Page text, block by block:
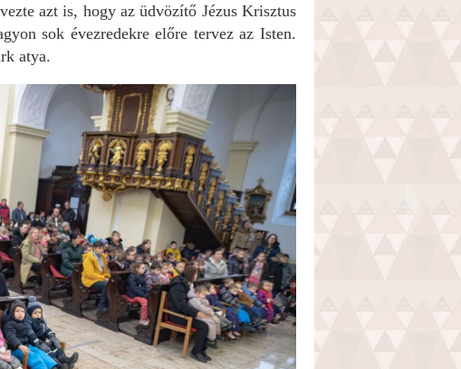
azt is, hogy az üdvözítő Jézus Krisztus
sok évezredekre előre tervez az Isten.
atya.